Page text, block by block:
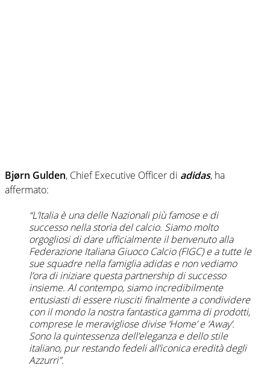
Bjørn Gulden, Chief Executive Officer di adidas, ha
affermato:
“L’Italia è una delle Nazionali più famose e di
successo nella storia del calcio. Siamo molto
orgogliosi di dare ufficialmente il benvenuto alla
Federazione Italiana Giuoco Calcio (FIGC) e a tutte le
sue squadre nella famiglia adidas e non vediamo
l’ora di iniziare questa partnership di successo
insieme. Al contempo, siamo incredibilmente
entusiasti di essere riusciti finalmente a condividere
con il mondo la nostra fantastica gamma di prodotti,
comprese le meravigliose divise ‘Home’ e ‘Away’.
Sono la quintessenza dell’eleganza e dello stile
italiano, pur restando fedeli all’iconica eredità degli
Azzurri”.